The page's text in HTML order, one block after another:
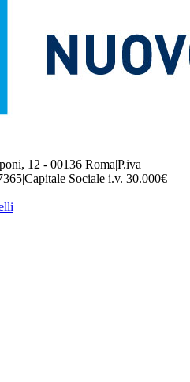
12 - 00136 Roma|P.iva
|Capitale Sociale i.v. 30.000€